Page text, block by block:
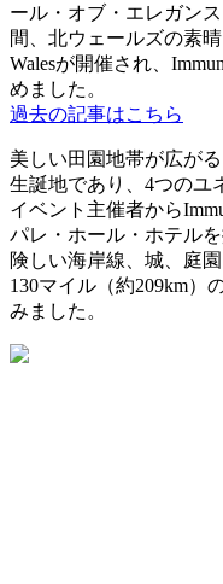
ール・オブ・エレガンス
間、北ウェールズの素
Walesが開催され、
めました。
過去の記事はこちら
美しい田園地帯が広が
生誕地であり、 4つのユ
イベント主催者から
パレ・ホール・ホテル
険しい海岸線、城、庭
130マイル（約209km）
みました。